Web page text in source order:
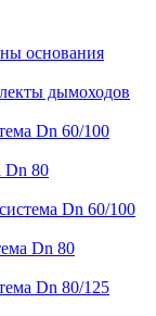
основания
дымоходов
Dn 60/100
Dn 80
Dn 60/100
Dn 80
Dn 80/125